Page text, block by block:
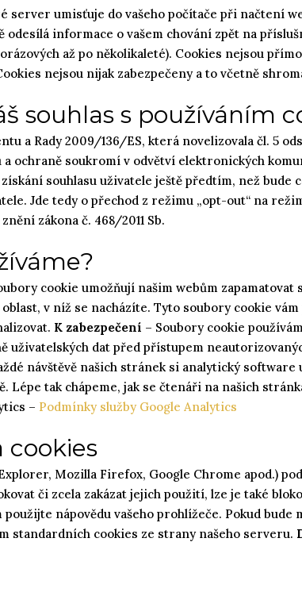
server umisťuje do vašeho počítače při načtení
informace o vašem chování zpět na
až po několikaleté). Cookies nejsou
nejsou nijak zabezpečeny a to včetně
souhlas s používáním
a Rady 2009/136/ES, která novelizovala čl. 5
ochraně soukromí v odvětví elektronických
souhlasu uživatele ještě předtím, než bude
Jde tedy o přechod z režimu „opt-out“ na
zákona č. 468/2011 Sb.
cookie umožňují našim webům
v níž se nacházíte. Tyto soubory cookie
K zabezpečení – Soubory cookie
uživatelských dat před přístupem
návštěvě našich stránek si analytický
Lépe tak chápeme, jak se čtenáři na našich
– Podmínky služby Google Analytics
cookies
Mozilla Firefox, Google Chrome apod.)
či zcela zakázat jejich použití, lze je také
nápovědu vašeho prohlížeče. Pokud
standardních cookies ze strany našeho serveru.